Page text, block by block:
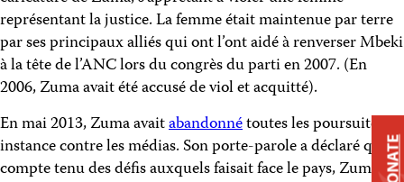
représentant la justice. La femme était maintenue par terre
par ses principaux alliés qui ont l’ont aidé à renverser Mbeki
à la tête de l’ANC lors du congrès du parti en 2007. (En
2006, Zuma avait été accusé de viol et acquitté).
En mai 2013, Zuma avaitabandonnétoutes les poursuites en
instance contre les médias. Son porte-parole a déclaré que,
compte tenu des défis auxquels faisait face le pays, Zuma DONATE